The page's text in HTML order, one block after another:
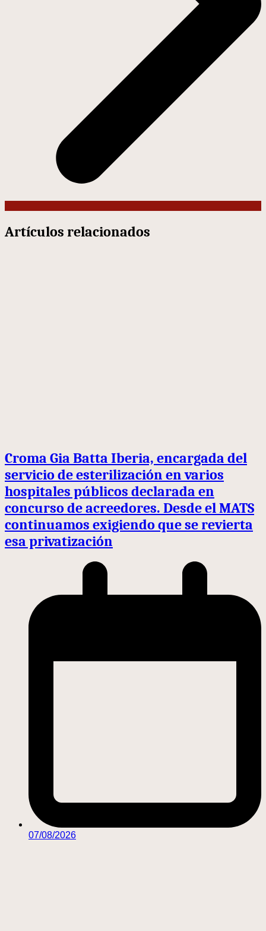
Artículos relacionados
Croma Gia Batta Iberia, encargada del
servicio de esterilización en varios
hospitales públicos declarada en
concurso de acreedores. Desde el MATS
continuamos exigiendo que se revierta
esa privatización
07/08/2026